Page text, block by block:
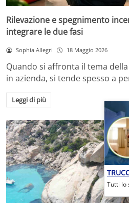
Rilevazione e spegnimento
integrare le due fasi
Sophia Allegri 18 Maggio 2026
Quando si affronta il tema
in azienda, si tende spesso a
Leggi di più
Tutti lo